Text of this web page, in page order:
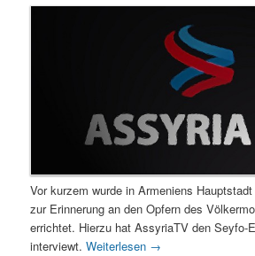
Vor kurzem wurde in Armeniens
zur Erinnerung an den Opfern des
errichtet. Hierzu hat AssyriaTV den Seyfo-
interviewt.Weiterlesen →